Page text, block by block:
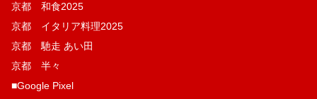
京都 和食2025
京都 イタリア料理2025
京都 馳走 あい田
京都 半々
■Google Pixel